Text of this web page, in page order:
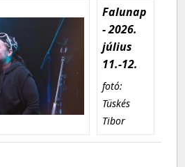
Falunap
- 2026.
július
11.-12.
fotó:
Tüskés
Tibor